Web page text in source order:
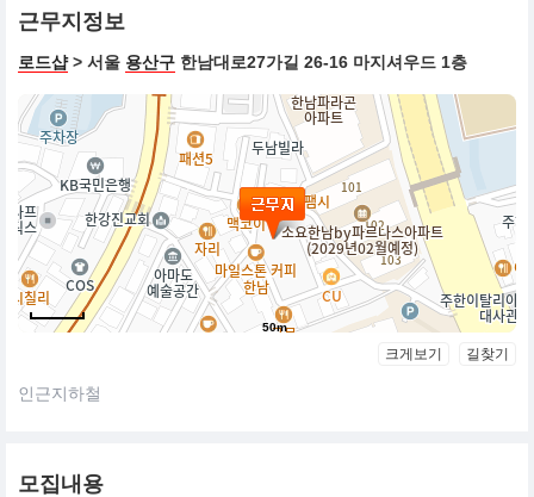
근무지정보
로드샵> 서울 용산구 한남대로27가길 26-16 마지셔우드 1층
50m
크게보기 길찾기
인근지하철
모집내용